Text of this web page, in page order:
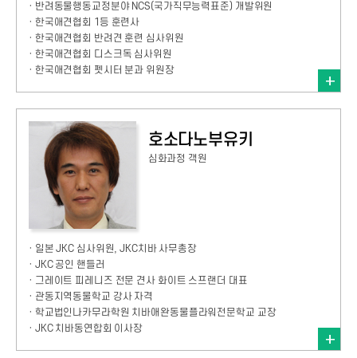
· 반려동물행동교정분야 NCS(국가직무능력표준) 개발위원
· 한국애견협회 1등 훈련사
· 한국애견협회 반려견 훈련 심사위원
· 한국애견협회 디스크독 심사위원
· 한국애견협회 펫시터 분과 위원장
호소다노부유키
심화과정 객원
· 일본 JKC 심사위원, JKC치바 사무총장
· JKC 공인 핸들러
· 그레이트 피레니즈 전문 견사 화이트 스프랜더 대표
· 관동지역동물학교 강사 자격
· 학교법인나카무라학원 치바애완동물플라워전문학교 교장
· JKC 치바동연합회 이사장